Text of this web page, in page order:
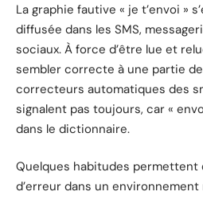
La graphie fautive « je t’envoi »
diffusée dans les SMS,
sociaux. À force d’être lue et
sembler correcte à une partie
correcteurs automatiques des
signalent pas toujours, car «
dans le dictionnaire.
Quelques habitudes permettent
d’erreur dans un